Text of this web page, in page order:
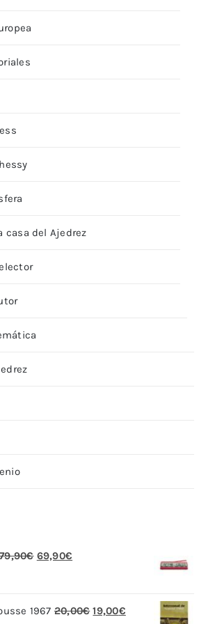
casa del Ajedrez
79,90€ El
era:
69,90€
es:
1967 20,00€ El
19,00€El